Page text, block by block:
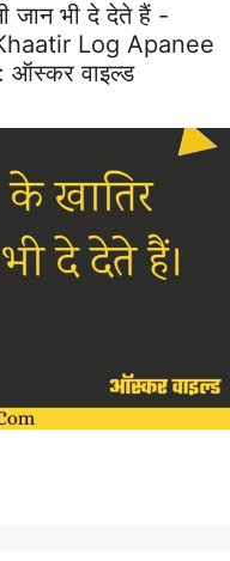
जान भी दे देते हैं -
Log Apanee
ऑस्कर वाइल्ड